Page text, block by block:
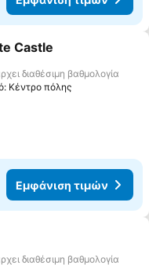
στα αγαπημένα
Castle
διαθέσιμη βαθμολογία
Κέντρο πόλης
Εμφάνιση τιμών
στα αγαπημένα
διαθέσιμη βαθμολογία